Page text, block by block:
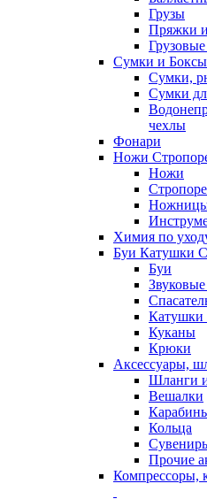
Грузы
Пряжки и
Сумки и Боксы
Сумки,
Сумки
чехлы
Фонари
Ножи
Ножи
Химия по
Буи Катушки
Буи
Катушки
Куканы
Крюки
Аксессуары,
Шланги
Вешалки
Кольца
Прочие
Компрессоры,